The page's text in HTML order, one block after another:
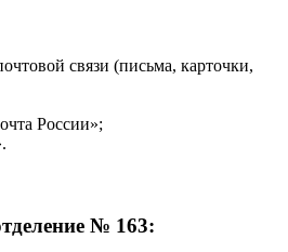
связи (письма, карточки,
России»;
и пособий;№ 163: